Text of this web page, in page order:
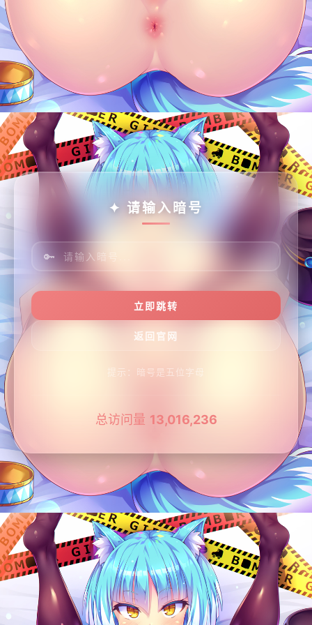
✦ 请输入暗号
🔑
提示：暗号是五位字母
总访问量 13,016,236